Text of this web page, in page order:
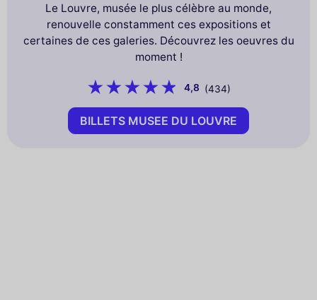
Le Louvre, musée le plus célèbre au monde,
renouvelle constamment ces expositions et
certaines de ces galeries. Découvrez les oeuvres du
moment !
4,8 (434)
BILLETS MUSEE DU LOUVRE